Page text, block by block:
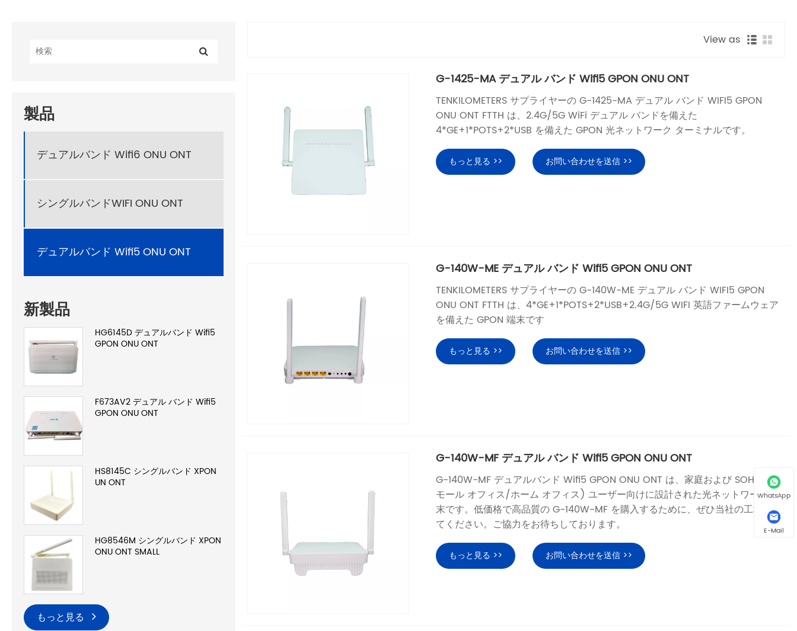
製品
デュアルバンド Wifi6 ONU ONT
シングルバンドWIFI ONU ONT
デュアルバンド Wifi5 ONU ONT
新製品
HG6145D デュアルバンド Wifi5
GPON ONU ONT
F673AV2 デュアル バンド Wifi5
GPON ONU ONT
HS8145C シングルバンド XPON
UN ONT
HG8546M シングルバンド XPON
ONU ONT SMALL
もっと見る
View as
G-1425-MA デュアル バンド Wifi5 GPON ONU ONT
TENKILOMETERS サプライヤーの G-1425-MA デュアル バンド WIFI5 GPON
ONU ONT FTTH は、2.4G/5G WiFi デュアル バンドを備えた
4*GE+1*POTS+2*USB を備えた GPON 光ネットワーク ターミナルです。
もっと見る >> お問い合わせを送信 >>
G-140W-ME デュアル バンド Wifi5 GPON ONU ONT
TENKILOMETERS サプライヤーの G-140W-ME デュアル バンド WIFI5 GPON
ONU ONT FTTH は、4*GE+1*POTS+2*USB+2.4G/5G WIFI 英語ファームウェア
を備えた GPON 端末です
もっと見る >> お問い合わせを送信 >>
G-140W-MF デュアル バンド Wifi5 GPON ONU ONT
G-140W-MF デュアルバンド Wifi5 GPON ONU ONT は、家庭および SOHO (ス
モール オフィス/ホーム オフィス) ユーザー向けに設計された光ネットワーク端
末です。低価格で高品質の G-140W-MF を購入するために、ぜひ当社の工場に来
てください。ご協力をお待ちしております。
もっと見る >> お問い合わせを送信 >>
WhatsApp
E-Mail